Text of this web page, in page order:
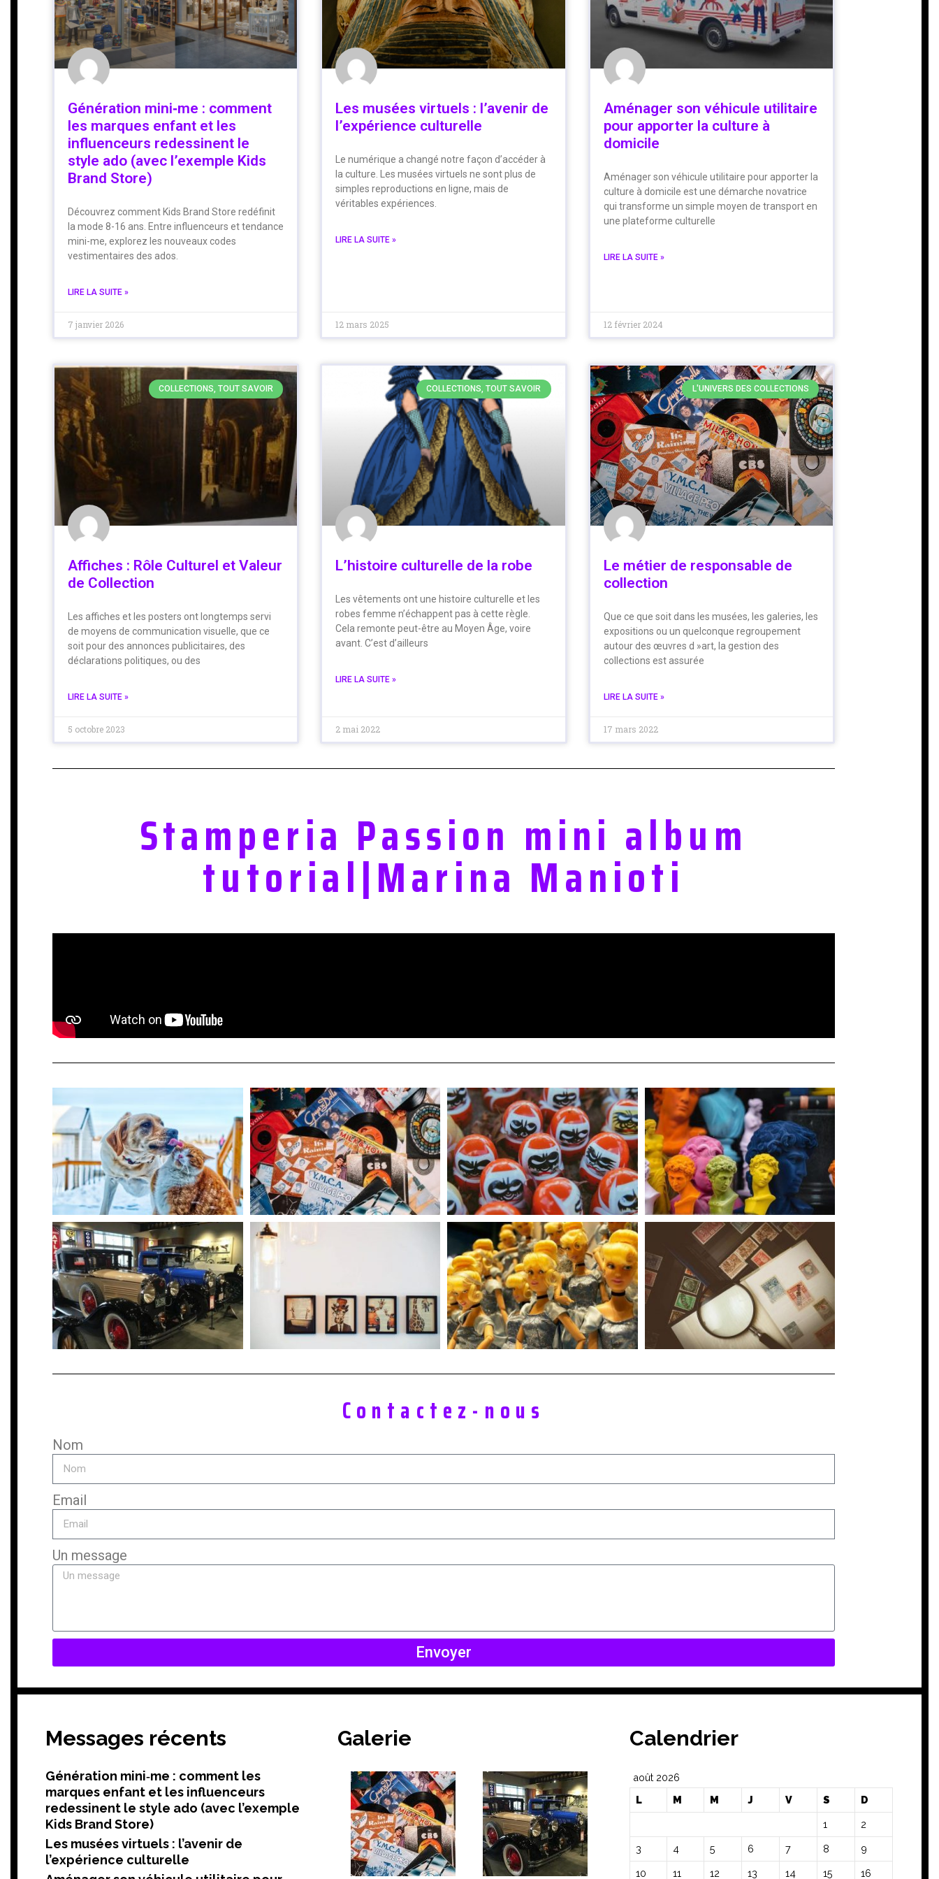
Génération mini‑me : comment
les marques enfant et les
influenceurs redessinent le
style ado (avec l’exemple Kids
Brand Store)
Découvrez comment Kids Brand Store redéfinit
la mode 8-16 ans. Entre influenceurs et tendance
mini-me, explorez les nouveaux codes
vestimentaires des ados.
LIRE LA SUITE »
7 janvier 2026
Les musées virtuels : l’avenir de
l’expérience culturelle
Le numérique a changé notre façon d’accéder à
la culture. Les musées virtuels ne sont plus de
simples reproductions en ligne, mais de
véritables expériences.
LIRE LA SUITE »
12 mars 2025
Aménager son véhicule utilitaire
pour apporter la culture à
domicile
Aménager son véhicule utilitaire pour apporter la
culture à domicile est une démarche novatrice
qui transforme un simple moyen de transport en
une plateforme culturelle
LIRE LA SUITE »
12 février 2024
COLLECTIONS, TOUT SAVOIR
Affiches : Rôle Culturel et Valeur
de Collection
Les affiches et les posters ont longtemps servi
de moyens de communication visuelle, que ce
soit pour des annonces publicitaires, des
déclarations politiques, ou des
LIRE LA SUITE »
5 octobre 2023
COLLECTIONS, TOUT SAVOIR
L’histoire culturelle de la robe
Les vêtements ont une histoire culturelle et les
robes femme n’échappent pas à cette règle.
Cela remonte peut-être au Moyen Âge, voire
avant. C’est d’ailleurs
LIRE LA SUITE »
2 mai 2022
L'UNIVERS DES COLLECTIONS
Le métier de responsable de
collection
Que ce que soit dans les musées, les galeries, les
expositions ou un quelconque regroupement
autour des œuvres d »art, la gestion des
collections est assurée
LIRE LA SUITE »
17 mars 2022
Stamperia Passion mini album
tutorial|Marina Manioti
Contactez-nous
Nom
Email
Un message
Envoyer
Messages récents
Génération mini‑me : comment les
marques enfant et les influenceurs
redessinent le style ado (avec l’exemple
Kids Brand Store)
Les musées virtuels : l’avenir de
l’expérience culturelle
Galerie Calendrier
août 2026
L
M M J V S D
1 2
3 4 5 6 7 8 9
10 11 12 13 14 15 16